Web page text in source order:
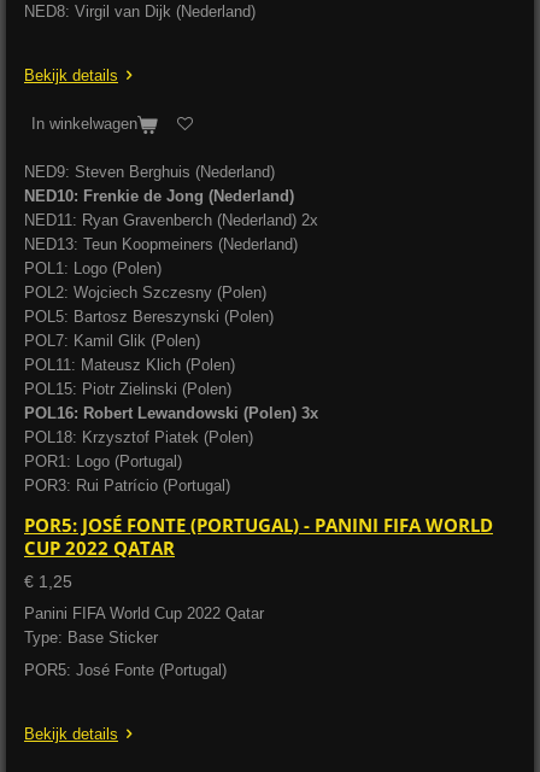
NED8: Virgil van Dijk (Nederland)
Bekijk details
In winkelwagen
NED9: Steven Berghuis (Nederland)
NED10: Frenkie de Jong (Nederland)
NED11: Ryan Gravenberch (Nederland) 2x
NED13: Teun Koopmeiners (Nederland)
POL1: Logo (Polen)
POL2: Wojciech Szczesny (Polen)
POL5: Bartosz Bereszynski (Polen)
POL7: Kamil Glik (Polen)
POL11: Mateusz Klich (Polen)
POL15: Piotr Zielinski (Polen)
POL16: Robert Lewandowski (Polen) 3x
POL18: Krzysztof Piatek (Polen)
POR1: Logo (Portugal)
POR3: Rui Patrício (Portugal)
POR5: JOSÉ FONTE (PORTUGAL) - PANINI FIFA WORLD
CUP 2022 QATAR
€ 1,25
Panini FIFA World Cup 2022 Qatar
Type: Base Sticker
POR5: José Fonte (Portugal)
Bekijk details